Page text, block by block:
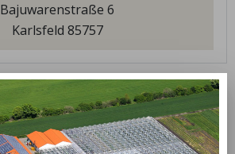
Bajuwarenstraße 6
Karlsfeld 85757
öffnungszeiten
Mittwoch